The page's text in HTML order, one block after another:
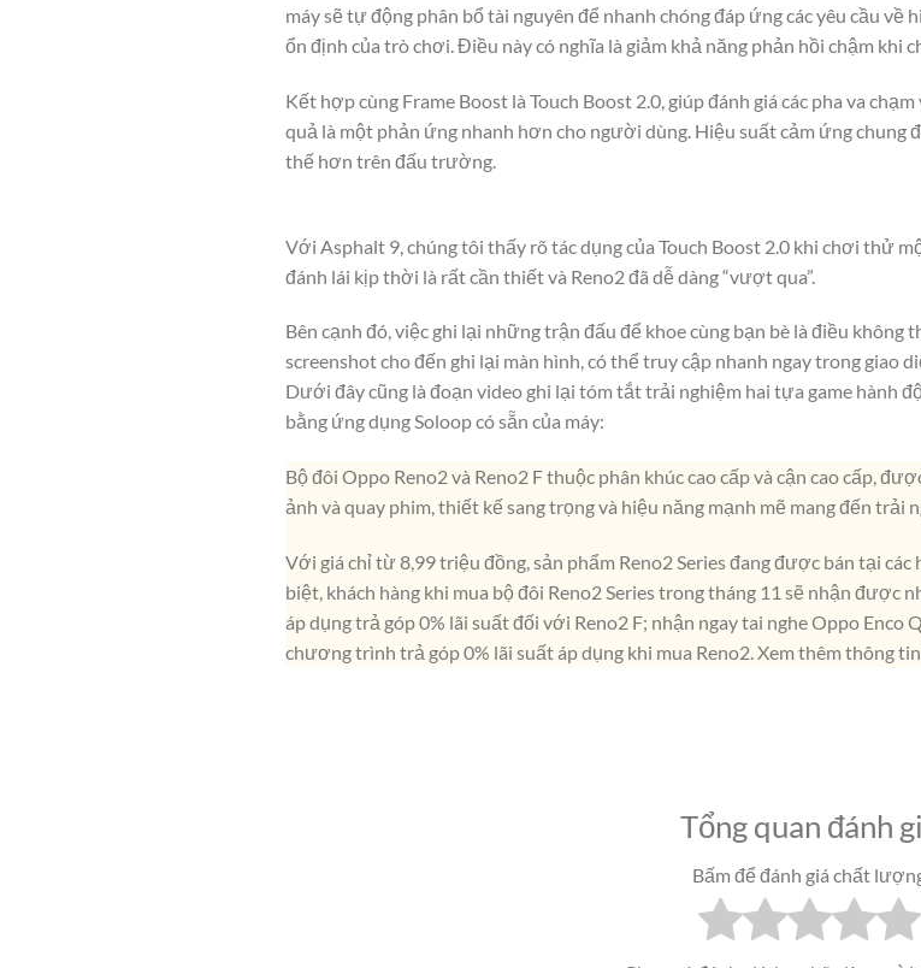
máy sẽ tự động phân bổ tài nguyên để nhanh chóng đáp ứng các yêu cầu
ổn định của trò chơi. Điều này có nghĩa là giảm khả năng phản hồi chậm khi
Kết hợp cùng Frame Boost là Touch Boost 2.0, giúp đánh giá các pha va
quả là một phản ứng nhanh hơn cho người dùng. Hiệu suất cảm ứng chung
thế hơn trên đấu trường.
Với Asphalt 9, chúng tôi thấy rõ tác dụng của Touch Boost 2.0 khi chơi thử
đánh lái kịp thời là rất cần thiết và Reno2 đã dễ dàng “vượt qua”.
Bên cạnh đó, việc ghi lại những trận đấu để khoe cùng bạn bè là điều không
screenshot cho đến ghi lại màn hình, có thể truy cập nhanh ngay trong giao
Dưới đây cũng là đoạn video ghi lại tóm tắt trải nghiệm hai tựa game hành
bằng ứng dụng Soloop có sẵn của máy:
Bộ đôi Oppo Reno2 và Reno2 F thuộc phân khúc cao cấp và cận cao cấp,
ảnh và quay phim, thiết kế sang trọng và hiệu năng mạnh mẽ mang đến trải
Với giá chỉ từ 8,99 triệu đồng, sản phẩm Reno2 Series đang được bán tại
biệt, khách hàng khi mua bộ đôi Reno2 Series trong tháng 11 sẽ nhận được
áp dụng trả góp 0% lãi suất đối với Reno2 F; nhận ngay tai nghe Oppo Enco
chương trình trả góp 0% lãi suất áp dụng khi mua Reno2. Xem thêm thông tin
Tổng quan đánh
Bấm để đánh giá chất